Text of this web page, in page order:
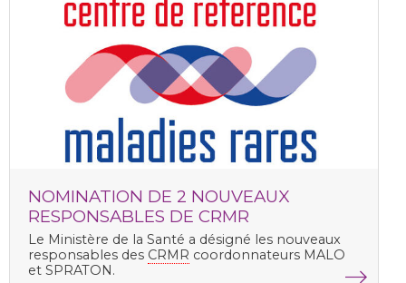
NOMINATION DE 2 NOUVEAUX
RESPONSABLES DE CRMR
Le Ministère de la Santé a désigné les nouveaux
responsables des CRMR coordonnateurs MALO
et SPRATON.